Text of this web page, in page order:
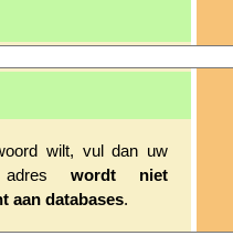
wilt, vul dan uw
adreswordt niet
aan databases.